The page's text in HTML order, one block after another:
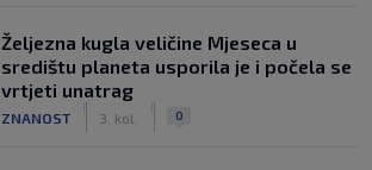
Željezna kugla veličine Mjeseca u
središtu planeta usporila je i počela se
vrtjeti unatrag
ZNANOST 3. kol. 0